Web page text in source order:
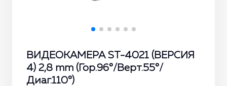
ВИДЕОКАМЕРА ST-4021 (ВЕРСИЯ
4) 2,8 mm (Гор.96°/Верт.55°/
Диаг.110°)